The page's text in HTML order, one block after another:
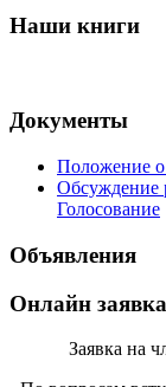
Наши книги
Документы
Положение
Обсуждение
Голосование
Объявления
Онлайн
Заявка на